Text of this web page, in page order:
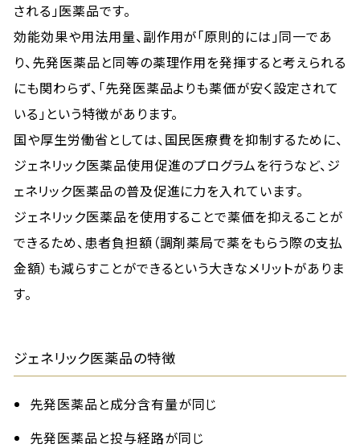
される」医薬品です。
効能効果や用法用量、副作用が「原則的には」同一であ
り、先発医薬品と同等の薬理作用を発揮すると考えられる
にも関わらず、「先発医薬品よりも薬価が安く設定されて
いる」という特徴があります。
国や厚生労働省としては、国民医療費を抑制するために、
ジェネリック医薬品使用促進のプログラムを行うなど、ジ
ェネリック医薬品の普及促進に力を入れています。
ジェネリック医薬品を使用することで薬価を抑えることが
できるため、患者負担額（調剤薬局で薬をもらう際の支払
金額）も減らすことができるという大きなメリットがありま
す。
ジェネリック医薬品の特徴
先発医薬品と成分含有量が同じ
先発医薬品と投与経路が同じ